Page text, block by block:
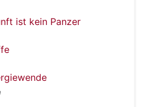
ist kein Panzer